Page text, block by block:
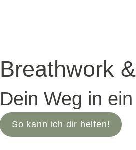
Breathwork
Dein Weg in
So kann ich dir helfen!